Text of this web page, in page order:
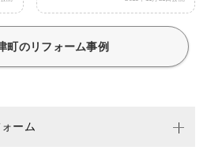
町のリフォーム事例
ーム